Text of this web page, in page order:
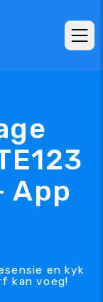
App
en kyk
kan voeg!